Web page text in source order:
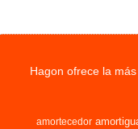
Hagon ofrece la
amortecedor